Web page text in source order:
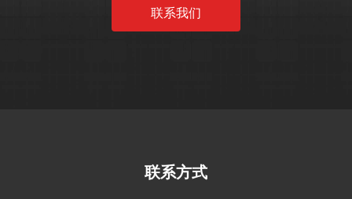
联系我们
联系方式